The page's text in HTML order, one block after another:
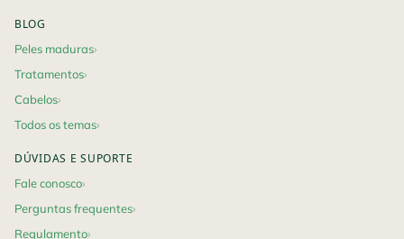
BLOG
Peles maduras
Tratamentos
Cabelos
Todos os temas
DÚVIDAS E SUPORTE
Fale conosco
Perguntas frequentes
Regulamento